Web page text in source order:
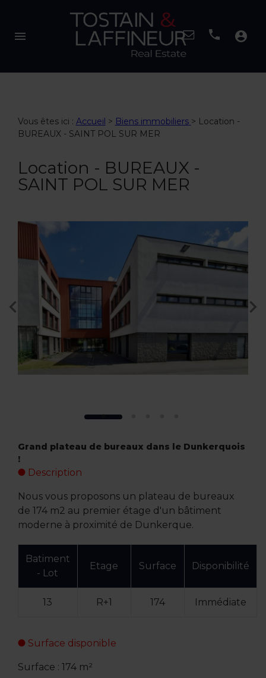
menu account_circle
Vous êtes ici : Accueil > Biens immobiliers > Location -
BUREAUX - SAINT POL SUR MER
Location - BUREAUX -
SAINT POL SUR MER
Grand plateau de bureaux dans le Dunkerquois
!
Description
Nous vous proposons un plateau de bureaux
de 174 m2 au premier étage d'un bâtiment
moderne à proximité de Dunkerque.
Batiment
- Lot
Etage Surface Disponibilité
13 R+1 174 Immédiate
Surface disponible
Surface : 174 m²